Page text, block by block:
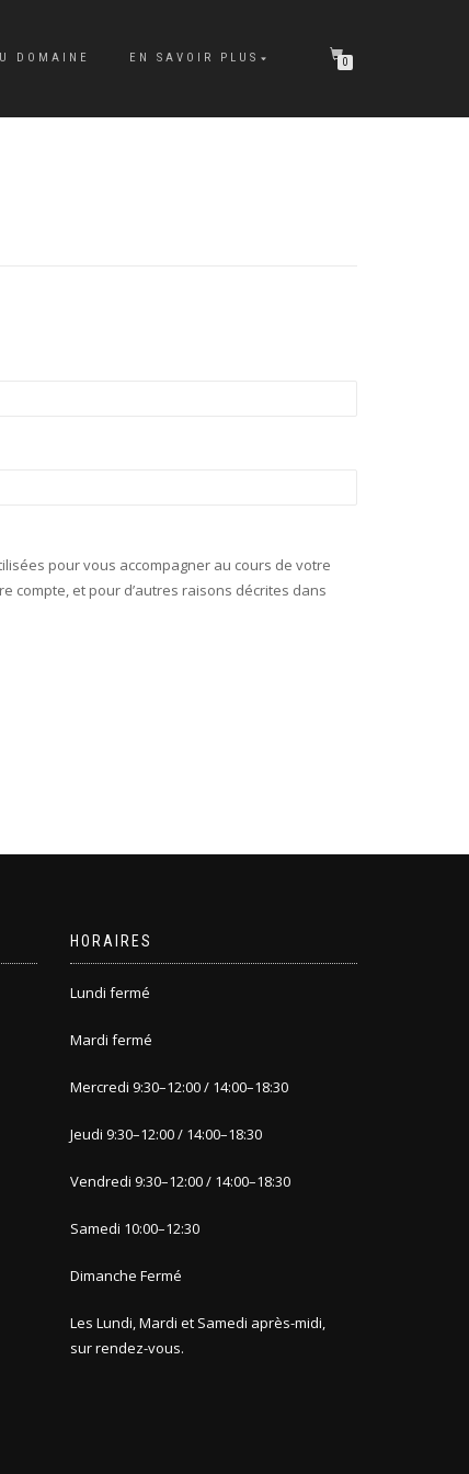
DOMAINE EN SAVOIR PLUS 0
pour vous accompagner au cours de votre
compte, et pour d’autres raisons décrites dans
HORAIRES
Lundi fermé
Mardi fermé
Mercredi 9:30–12:00 / 14:00–18:30
Jeudi 9:30–12:00 / 14:00–18:30
Vendredi 9:30–12:00 / 14:00–18:30
Samedi 10:00–12:30
Dimanche Fermé
Les Lundi, Mardi et Samedi après-midi,
sur rendez-vous.